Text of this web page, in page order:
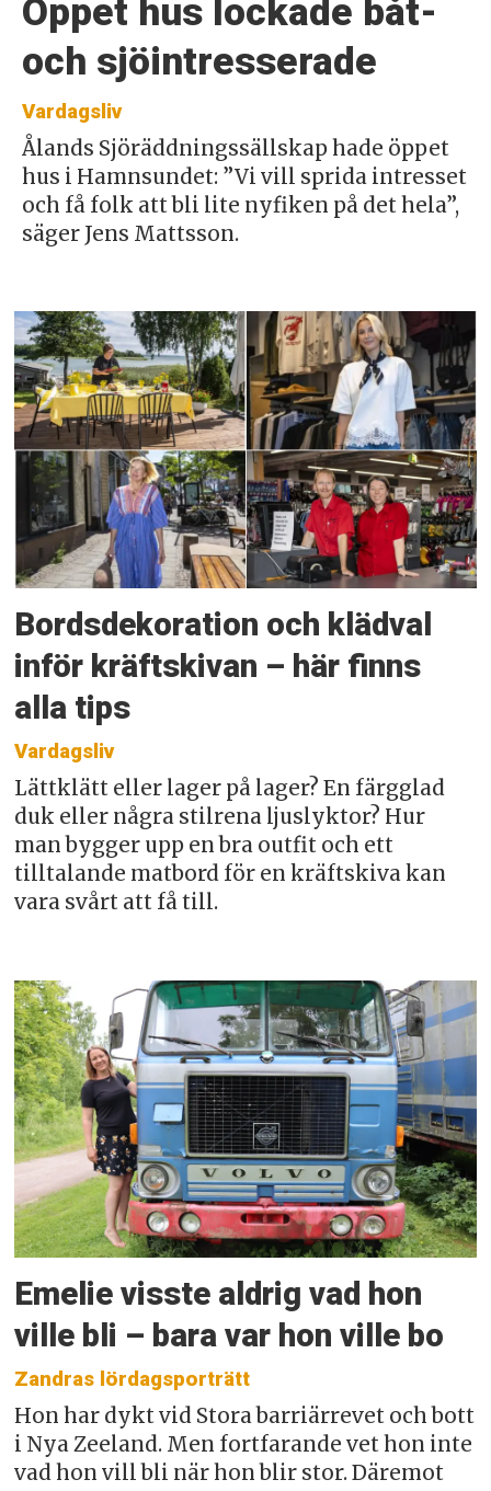
Öppet hus lockade båt-
och sjöintresserade
Vardagsliv
Ålands Sjöräddningssällskap hade öppet
hus i Hamnsundet: ”Vi vill sprida intresset
och få folk att bli lite nyfiken på det hela”,
säger Jens Mattsson.
Bordsdekoration och klädval
inför kräftskivan – här finns
alla tips
Vardagsliv
Lättklätt eller lager på lager? En färgglad
duk eller några stilrena ljuslyktor? Hur
man bygger upp en bra outfit och ett
tilltalande matbord för en kräftskiva kan
vara svårt att få till.
Emelie visste aldrig vad hon
ville bli – bara var hon ville bo
Zandras lördagsporträtt
Hon har dykt vid Stora barriärrevet och bott
i Nya Zeeland. Men fortfarande vet hon inte
vad hon vill bli när hon blir stor. Däremot